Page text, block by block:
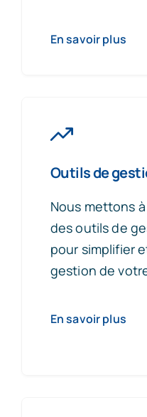
En savoir plus
Outils de
Nous mettons
des outils de
pour simplifier
gestion de
En savoir plus